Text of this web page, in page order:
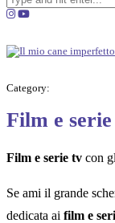
Category:
Film e
Film e serie tv con
Se ami il grande
dedicata ai film e